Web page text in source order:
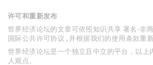
许可和重新发布
世界经济论坛的文章可依照知识共享 署名-非
国际公共许可协议 , 并根据我们的使用条款重新
世界经济论坛是一个独立且中立的平台，以上
人观点。